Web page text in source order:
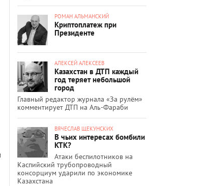
РОМАН АЛЬМАНСКИЙ
Криптоплатеж при
Президенте
АЛЕКСЕЙ АЛЕКСЕЕВ
Казахстан в ДТП каждый
год теряет небольшой
город
Главный редактор журнала «За рулём»
комментирует ДТП на Аль-Фараби
ВЯЧЕСЛАВ ЩЕКУНСКИХ
В чьих интересах бомбили
КТК?
Атаки беспилотников на
Каспийский трубопроводный
консорциум ударили по экономике
Казахстана